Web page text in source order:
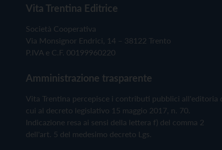
Vita Trentina Editrice
Società Cooperativa
Via Monsignor Endrici, 14 – 38122 Trento
P.IVA e C.F. 00199960220
Amministrazione trasparente
Vita Trentina percepisce i contributi pubblici all'editoria
cui al decreto legislativo 15 maggio 2017, n. 70.
Indicazione resa ai sensi della lettera f) del comma 2
dell'art. 5 del medesimo decreto Lgs.